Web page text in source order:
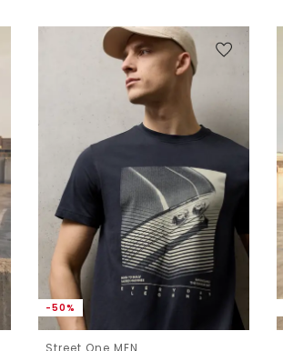
-50%
Street One MEN